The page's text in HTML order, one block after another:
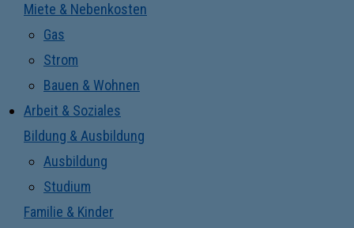
Miete & Nebenkosten
Gas
Strom
Bauen & Wohnen
Arbeit & Soziales
Bildung & Ausbildung
Ausbildung
Studium
Familie & Kinder